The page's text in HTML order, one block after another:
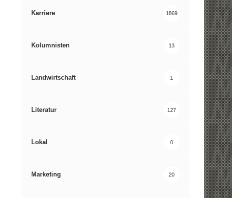
Karriere 1869
Kolumnisten 13
Landwirtschaft 1
Literatur 127
Lokal 0
Marketing 20